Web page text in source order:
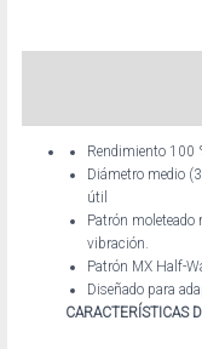
Rendimiento 100
Diámetro medio
útil
Patrón moleteado
vibración.
Patrón MX Half-
Diseñado para
CARACTERÍSTICAS